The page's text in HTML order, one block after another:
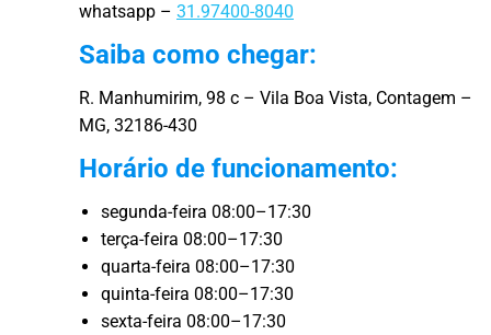
whatsapp – 31.97400-8040
Saiba como chegar:
R. Manhumirim, 98 c – Vila Boa Vista, Contagem –
MG, 32186-430
Horário de funcionamento:
segunda-feira 08:00–17:30
terça-feira 08:00–17:30
quarta-feira 08:00–17:30
quinta-feira 08:00–17:30
sexta-feira 08:00–17:30